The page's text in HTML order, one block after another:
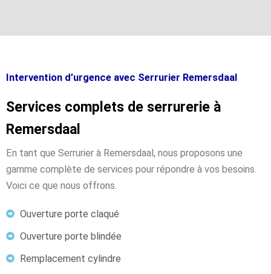
Intervention d’urgence avec Serrurier Remersdaal
Services complets de serrurerie à
Remersdaal
En tant que Serrurier à Remersdaal, nous proposons une
gamme complète de services pour répondre à vos besoins.
Voici ce que nous offrons.
Ouverture porte claqué
Ouverture porte blindée
Remplacement cylindre